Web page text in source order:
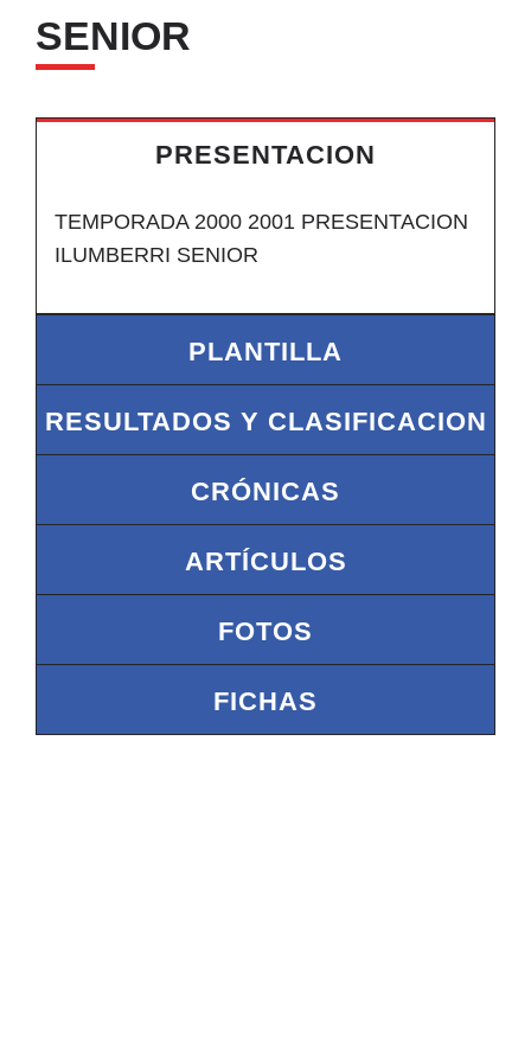
SENIOR
PRESENTACION
TEMPORADA 2000 2001 PRESENTACION
ILUMBERRI SENIOR
PLANTILLA
RESULTADOS Y CLASIFICACION
CRÓNICAS
ARTÍCULOS
FOTOS
FICHAS